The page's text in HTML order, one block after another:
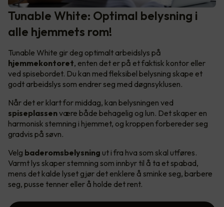
Tunable White: Optimal belysning i
alle hjemmets rom!
Tunable White gir deg optimalt arbeidslys på
hjemmekontoret, enten det er på et faktisk kontor eller
ved spisebordet. Du kan med fleksibel belysning skape et
godt arbeidslys som endrer seg med døgnsyklusen.
Når det er klart for middag, kan belysningen ved
spiseplassenvære både behagelig og lun. Det skaper en
harmonisk stemning i hjemmet, og kroppen forbereder seg
gradvis på søvn.
Velg baderomsbelysning ut i fra hva som skal utføres.
Varmt lys skaper stemning som innbyr til å ta et spabad,
mens det kalde lyset gjør det enklere å sminke seg, barbere
seg, pusse tenner eller å holde det rent.